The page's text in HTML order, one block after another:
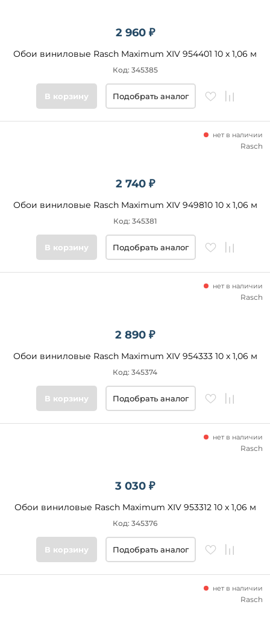
2 960 ₽
Обои виниловые Rasch Maximum XIV 954401 10 x 1,06 м
Код: 345385
В корзину Подобрать аналог
2 740 ₽
Обои виниловые Rasch Maximum XIV 949810 10 x 1,06 м
нет в наличии
Код: 345381
Rasch
В корзину Подобрать аналог
2 890 ₽
Обои виниловые Rasch Maximum XIV 954333 10 x 1,06 м
нет в наличии
Код: 345374
Rasch
В корзину Подобрать аналог
3 030 ₽
Обои виниловые Rasch Maximum XIV 953312 10 x 1,06 м
нет в наличии
Код: 345376
Rasch
В корзину Подобрать аналог
нет в наличии
Rasch